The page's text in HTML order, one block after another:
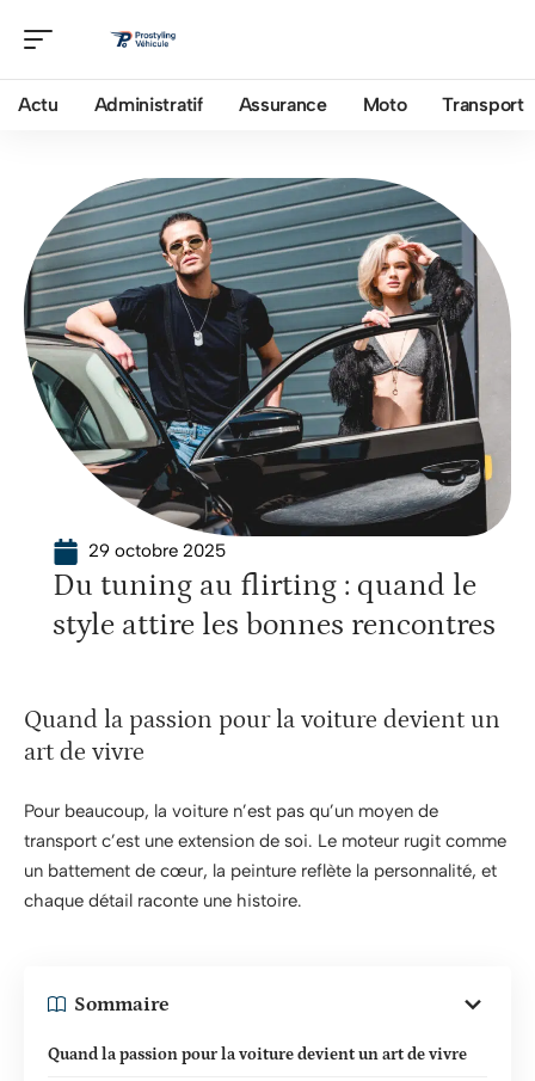
Actu Administratif Assurance Moto Transport
29 octobre 2025
Du tuning au flirting : quand le
style attire les bonnes rencontres
Quand la passion pour la voiture devient un
art de vivre
Pour beaucoup, la voiture n’est pas qu’un moyen de
transport c’est une extension de soi. Le moteur rugit comme
un battement de cœur, la peinture reflète la personnalité, et
chaque détail raconte une histoire.
Sommaire
Quand la passion pour la voiture devient un art de vivre